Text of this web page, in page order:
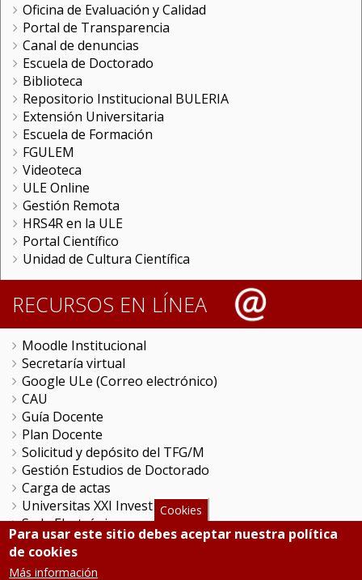
Oficina de Evaluación y Calidad
Portal de Transparencia
Canal de denuncias
Escuela de Doctorado
Biblioteca
Repositorio Institucional BULERIA
Extensión Universitaria
Escuela de Formación
FGULEM
Videoteca
ULE Online
Gestión Remota
HRS4R en la ULE
Portal Científico
Unidad de Cultura Científica
RECURSOS EN LÍNEA
Moodle Institucional
Secretaría virtual
Google ULe (Correo electrónico)
CAU
Guía Docente
Plan Docente
Solicitud y depósito del TFG/M
Gestión Estudios de Doctorado
Carga de actas
Universitas XXI Investigación
Sede Electrónica
Tramitador unileon
Perfil del Contratante
Cookies
Para usar este sitio debes aceptar nuestra política
de cookies
Más información